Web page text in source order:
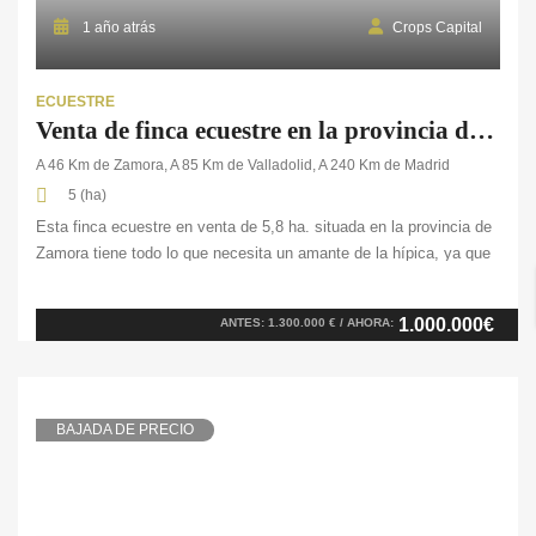
1 año atrás Crops Capital
ECUESTRE
Venta de finca ecuestre en la provincia de Zamora
A 46 Km de Zamora, A 85 Km de Valladolid, A 240 Km de Madrid
5 (ha)
Esta finca ecuestre en venta de 5,8 ha. situada en la provincia de
Zamora tiene todo lo que necesita un amante de la hípica, ya que
Entre las edificaciones que conforman la zona ecuestre
encontramos una nave de 16 boxes para caballos con parques […]
ANTES: 1.300.000 € / AHORA: 1.000.000€
BAJADA DE PRECIO